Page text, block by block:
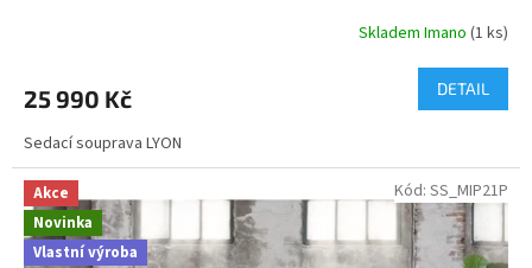
R
M
A
Skladem Imano (1 ks)
25 990 Kč DETAIL
Sedací souprava LYON
Akce
Novinka
Vlastní výroba
Kód: SS_MIP21P